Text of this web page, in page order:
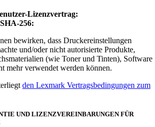
Lizenzvertrag:
SHA-256:
bewirken, dass Druckereinstellungen
und/oder nicht autorisierte Produkte,
(wie Toner und Tinten), Software
mehr verwendet werden können.
den Lexmark Vertragsbedingungen zum
UND LIZENZVEREINBARUNGEN FÜR